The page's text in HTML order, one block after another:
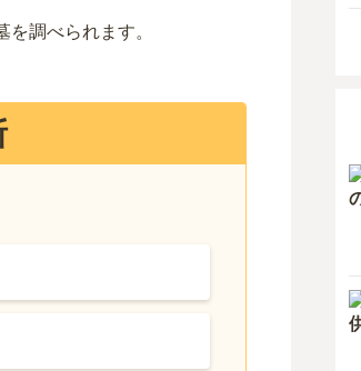
調べられます。